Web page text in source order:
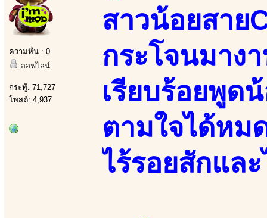
ความหื่น : 0
ออฟไลน์
กระทู้: 71,727
โพสต์: 4,937
สาวน้อยสาย
กระโจนมาง
เรียบร้อยพูด
ตามใจได้หม
ไร้รอยสักแล